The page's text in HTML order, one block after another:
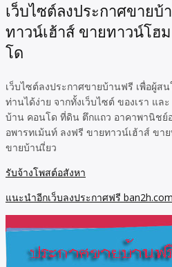
เว็บไซต์ลงประกาศขายบ้
ทาวน์เฮ้าส์ ขายทาวน์โ
โด
เว็บไซต์ลงประกาศขายบ้านฟรี เพื่อผู้ส
ท่านได้ง่าย จากทั้งเว็บไซต์ ของเรา แล
บ้าน คอนโด ที่ดิน ตึกแถว อาคาพานิชย์
อพารทเม้นท์ ลงฟรี ขายทาวน์เฮ้าส์ ข
ขายบ้านเี่ยว
รับจ้างโพสต์อสังหา
แนะนำอีกเว็บลงประกาศฟรี ban2h.com